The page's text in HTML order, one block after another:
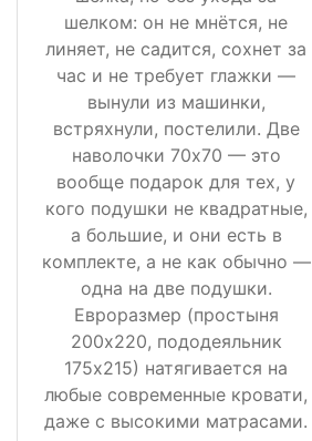
шелком: он не мнётся, не
линяет, не садится, сохнет за
час и не требует глажки —
вынули из машинки,
встряхнули, постелили. Две
наволочки 70х70 — это
вообще подарок для тех, у
кого подушки не квадратные,
а большие, и они есть в
комплекте, а не как обычно —
одна на две подушки.
Евроразмер (простыня
200х220, пододеяльник
175х215) натягивается на
любые современные кровати,
даже с высокими матрасами.